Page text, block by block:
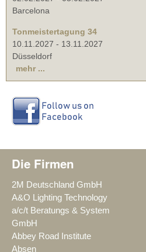
Barcelona
Tonmeistertagung 34
10.11.2027 - 13.11.2027
Düsseldorf
mehr ...
Die Firmen
2M Deutschland GmbH
A&O Lighting Technology
a/c/t Beratungs & System
GmbH
Abbey Road Institute
Absen